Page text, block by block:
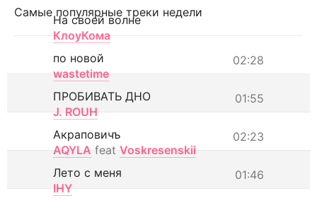
Самые популярные треки недели
На своей волне
КлоуКома
02:28
по новой
wastetime
01:55
ПРОБИВАТЬ ДНО
J. ROUH
02:23
Акраповичъ
AQYLA feat Voskresenskii
01:46
Лето с меня
IHY